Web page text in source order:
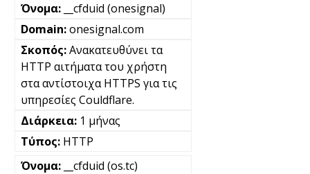
__cfduid (onesignal)
onesignal.com
Ανακατευθύνει τα
HTTP αιτήματα του χρήστη
στα αντίστοιχα HTTPS για τις
υπηρεσίες Couldflare.
1 μήνας
HTTP
__cfduid (os.tc)